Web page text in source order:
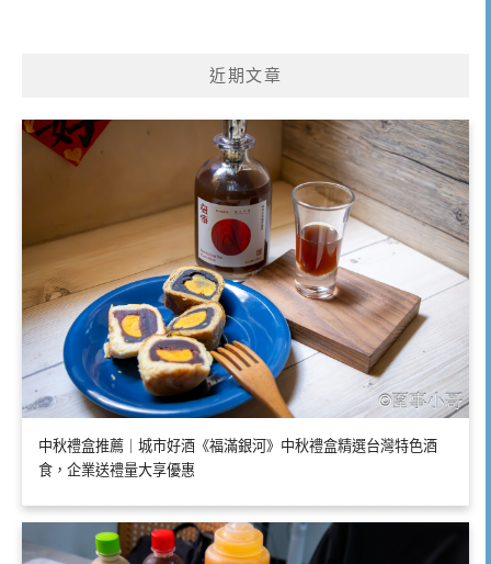
近期文章
中秋禮盒推薦｜城市好酒《福滿銀河》中秋禮盒精選台灣特色酒
食，企業送禮量大享優惠